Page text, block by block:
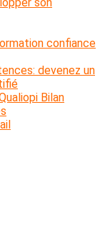
confiance
devenez un
Bilan